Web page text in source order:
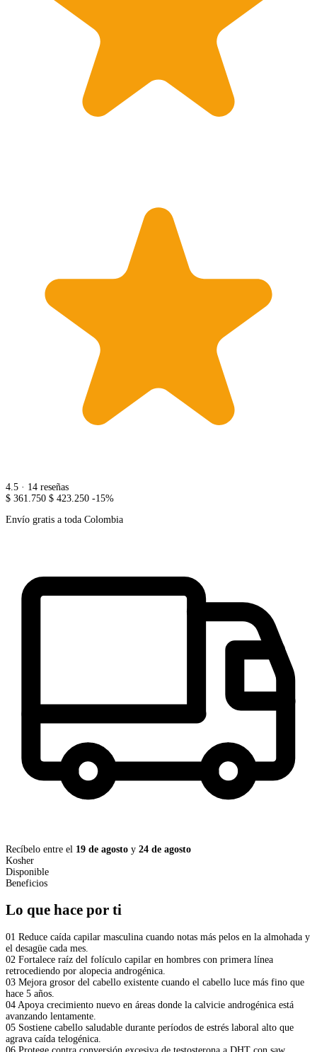
4.5 · 14 reseñas
$ 361.750 $ 423.250 -15%
Envío gratis a toda Colombia
Recíbelo entre el 19 de agosto y 24 de agosto
Kosher
Disponible
Beneficios
Lo que hace por ti
01 Reduce caída capilar masculina cuando notas más pelos en la almohada y
el desagüe cada mes.
02 Fortalece raíz del folículo capilar en hombres con primera línea
retrocediendo por alopecia androgénica.
03 Mejora grosor del cabello existente cuando el cabello luce más fino que
hace 5 años.
04 Apoya crecimiento nuevo en áreas donde la calvicie androgénica está
avanzando lentamente.
05 Sostiene cabello saludable durante períodos de estrés laboral alto que
agrava caída telogénica.